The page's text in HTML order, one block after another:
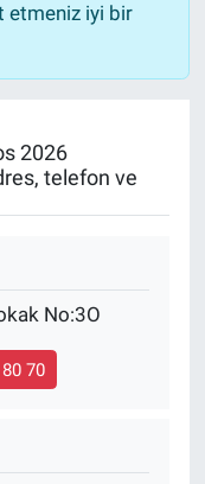
etmeniz iyi bir
2026
telefon ve
No:3O
70